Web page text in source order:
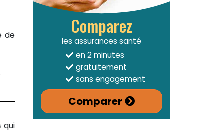
de
qui
Comparez
les assurances santé
en 2 minutes
gratuitement
sans engagement
Comparer